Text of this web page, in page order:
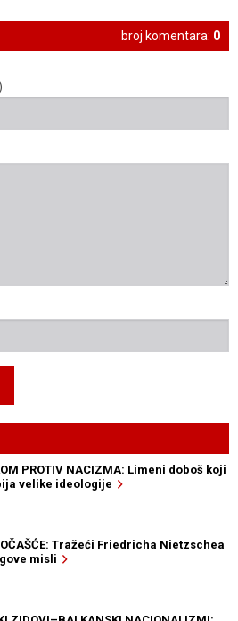
broj komentara: 0
PROTIV NACIZMA: Limeni doboš koji
velike ideologije
Tražeći Friedricha Nietzschea
misli